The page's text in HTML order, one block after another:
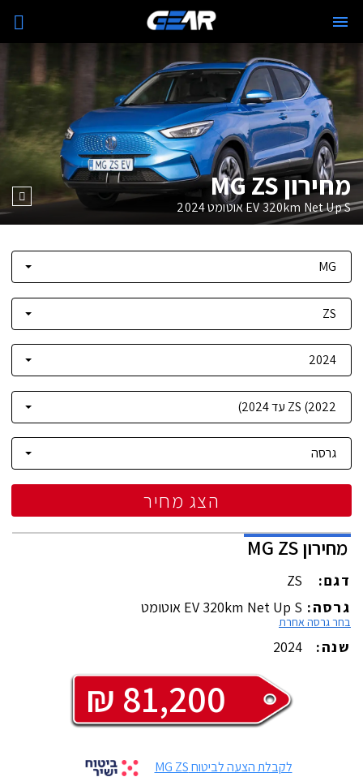
מחירון MG ZS
EV 320km Net Up S אוטומט 2024
הצג מחיר
מחירון
MG ZS
דגם:
ZS
גרסה: EV 320km Net Up S אוטומט
בחר גרסה אחרת
שנה: 2024
81,200
₪
לקבלת הצעה לביטוח MG ZS